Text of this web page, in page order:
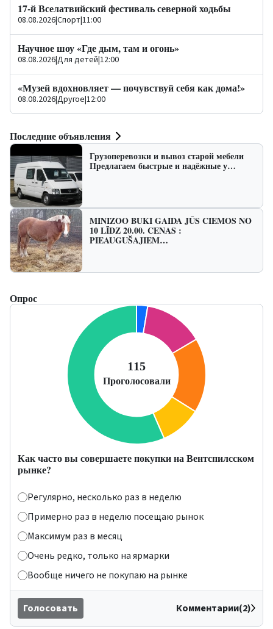
17-й Вселатвийский фестиваль северной ходьбы
08.08.2026|Спорт|11:00
Научное шоу «Где дым, там и огонь»
08.08.2026|Для детей|12:00
«Музей вдохновляет — почувствуй себя как дома!»
08.08.2026|Другое|12:00
Последние объявления
Грузоперевозки и вывоз старой мебели
Предлагаем быстрые и надёжные у…
MINIZOO BUKI GAIDA JŪS CIEMOS NO
10 LĪDZ 20.00. CENAS :
PIEAUGUŠAJIEM…
Опрос
Как часто вы совершаете покупки на Вентспилсском
рынке?
Регулярно, несколько раз в неделю
Примерно раз в неделю посещаю рынок
Максимум раз в месяц
Очень редко, только на ярмарки
Вообще ничего не покупаю на рынке
Голосовать Комментарии(2)